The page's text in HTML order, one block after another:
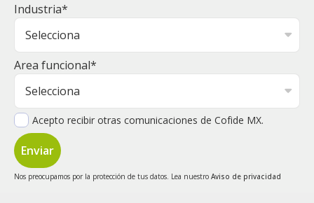
Industria*
Area funcional*
Acepto recibir otras comunicaciones de Cofide MX.
Nos preocupamos por la protección de tus datos. Lea nuestro Aviso de privacidad